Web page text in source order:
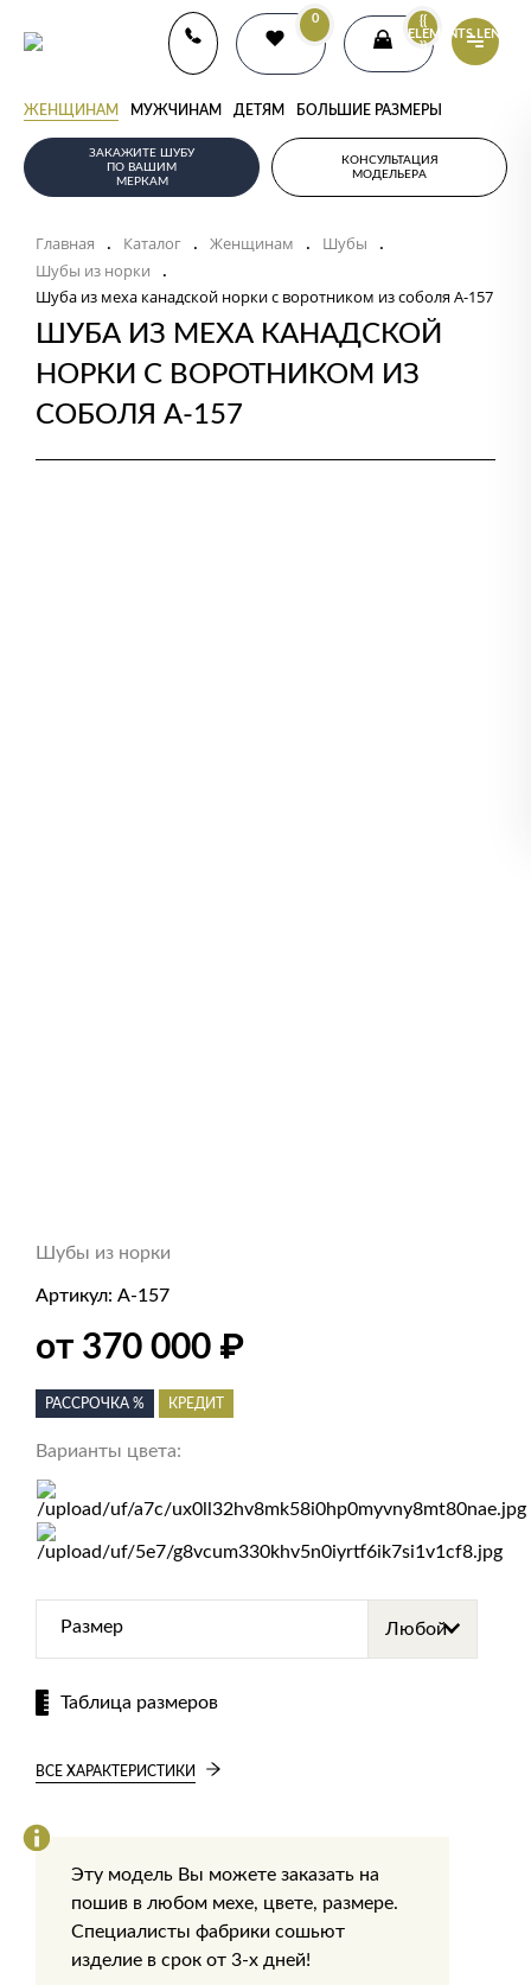
0
{{
ELEMENTS.LENGTH
}}
ЖЕНЩИНАМ МУЖЧИНАМ ДЕТЯМ БОЛЬШИЕ РАЗМЕРЫ
ЗАКАЖИТЕ ШУБУ
ПО ВАШИМ
МЕРКАМ
КОНСУЛЬТАЦИЯ
МОДЕЛЬЕРА
Главная . Каталог . Женщинам . Шубы .
Шубы из норки .
Шуба из меха канадской норки с воротником из соболя А-157
ШУБА ИЗ МЕХА КАНАДСКОЙ
НОРКИ С ВОРОТНИКОМ ИЗ
СОБОЛЯ А-157
Шубы из норки
Артикул: А-157
от 370 000 ₽
РАССРОЧКА % КРЕДИТ
Варианты цвета:
Размер
Таблица размеров
ВСЕ ХАРАКТЕРИСТИКИ
Эту модель Вы можете заказать на
пошив в любом мехе, цвете, размере.
Специалисты фабрики сошьют
изделие в срок от 3-х дней!